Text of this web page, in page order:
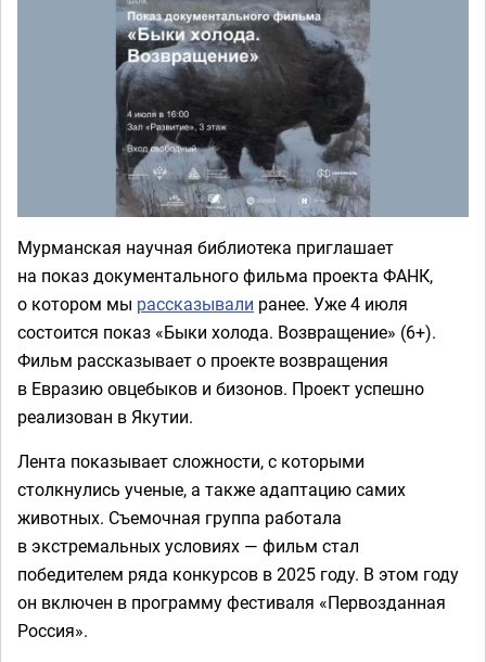
Мурманская научная библиотека приглашает
на показ документального фильма проекта ФАНК,
о котором мы рассказывали ранее. Уже 4 июля
состоится показ «Быки холода. Возвращение» (6+).
Фильм рассказывает о проекте возвращения
в Евразию овцебыков и бизонов. Проект успешно
реализован в Якутии.
Лента показывает сложности, с которыми
столкнулись ученые, а также адаптацию самих
животных. Съемочная группа работала
в экстремальных условиях — фильм стал
победителем ряда конкурсов в 2025 году. В этом году
он включен в программу фестиваля «Первозданная
Россия».